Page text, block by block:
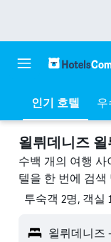
인기 호텔
욀뤼데니즈
수백 개의 여행
텔을 한 번에 검
투숙객 2​명, ​객실
욀뤼데니즈